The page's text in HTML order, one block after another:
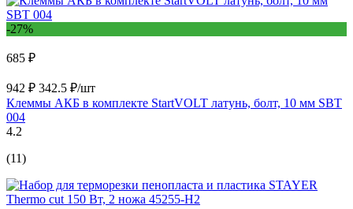
-27%
685 ₽
942 ₽ 342.5 ₽/шт
Клеммы АКБ в комплекте StartVOLT латунь, болт, 10 мм SBT
004
4.2
(11)